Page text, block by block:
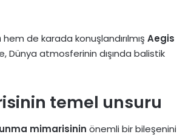
hem de karada konuşlandırılmış Aegis
Dünya atmosferinin dışında balistik
temel unsuru
mimarisinin önemli bir bileşenini